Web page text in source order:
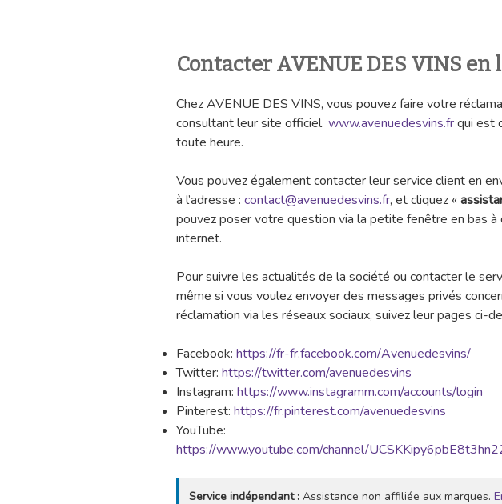
Contacter AVENUE DES VINS en
Chez AVENUE DES VINS, vous pouvez faire votre
consultant leur site officiel www.avenuedesvins.frqui est
toute heure.
Vous pouvez également contacter leur service client en
à l’adresse : contact@avenuedesvins.fr, et cliquez «
pouvez poser votre question via la petite fenêtre en bas à
internet.
Pour suivre les actualités de la société ou contacter le
même si vous voulez envoyer des messages privés
réclamation via les réseaux sociaux, suivez leur pages ci-
Facebook: https://fr-fr.facebook.com/Avenuedesvins/
Twitter: https://twitter.com/avenuedesvins
Instagram: https://www.instagramm.com/accounts/login
Pinterest: https://fr.pinterest.com/avenuedesvins
YouTube:
https://www.youtube.com/channel/
Service indépendant : Assistance non affiliée aux marques.